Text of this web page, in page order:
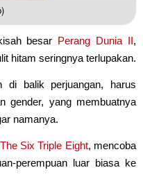
besar Perang Dunia II,
hitam seringnya terlupakan.
di balik perjuangan, harus
gender, yang membuatnya
namanya.
The Six Triple Eight, mencoba
perempuan luar biasa ke